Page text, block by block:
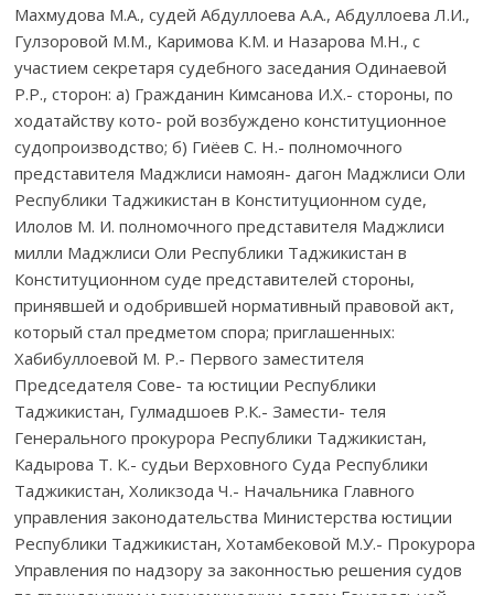
Махмудова М.А., судей Абдуллоева А.А., Абдуллоева Л.И.,
Гулзоровой М.М., Каримова К.М. и Назарова М.Н., с
участием секретаря судебного заседания Одинаевой
Р.Р., сторон: а) Гражданин Кимсанова И.Х.- стороны, по
ходатайству кото- рой возбуждено конституционное
судопроизводство; б) Гиёев С. Н.- полномочного
представителя Маджлиси намоян- дагон Маджлиси Оли
Республики Таджикистан в Конституционном суде,
Илолов М. И. полномочного представителя Маджлиси
милли Маджлиси Оли Республики Таджикистан в
Конституционном суде представителей стороны,
принявшей и одобрившей нормативный правовой акт,
который стал предметом спора; приглашенных:
Хабибуллоевой М. Р.- Первого заместителя
Председателя Сове- та юстиции Республики
Таджикистан, Гулмадшоев Р.К.- Замести- теля
Генерального прокурора Республики Таджикистан,
Кадырова Т. К.- судьи Верховного Суда Республики
Таджикистан, Холикзода Ч.- Начальника Главного
управления законодательства Министерства юстиции
Республики Таджикистан, Хотамбековой М.У.- Прокурора
Управления по надзору за законностью решения судов